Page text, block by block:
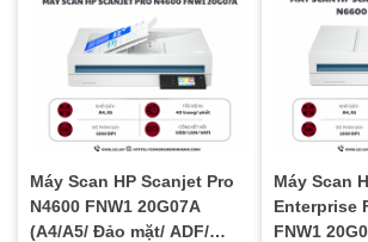
Máy Scan HP Scanjet Pro
N4600 FNW1 20G07A
(A4/A5/ Đảo mặt/ ADF/
Máy Scan
Enterprise
FNW1